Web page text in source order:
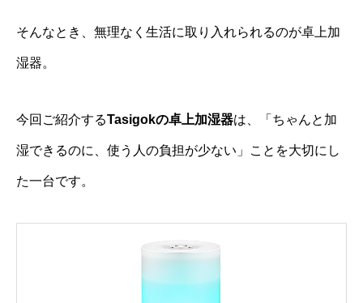
そんなとき、無理なく生活に取り入れられるのが卓上加
湿器。
今回ご紹介するTasigokの卓上加湿器は、「ちゃんと加
湿できるのに、使う人の負担が少ない」ことを大切にし
た一台です。